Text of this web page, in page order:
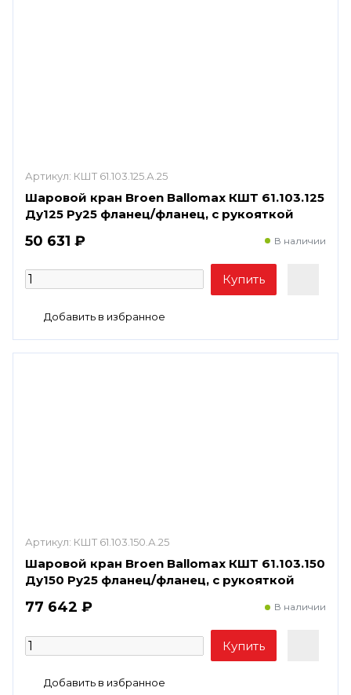
Артикул: КШТ 61.103.125.А.25
Шаровой кран Broen Ballomax КШТ 61.103.125
Ду125 Ру25 фланец/фланец, с рукояткой
50 631 ₽ В наличии
Артикул: КШТ 61.103.150.А.25
Шаровой кран Broen Ballomax КШТ 61.103.150
Ду150 Ру25 фланец/фланец, с рукояткой
77 642 ₽ В наличии